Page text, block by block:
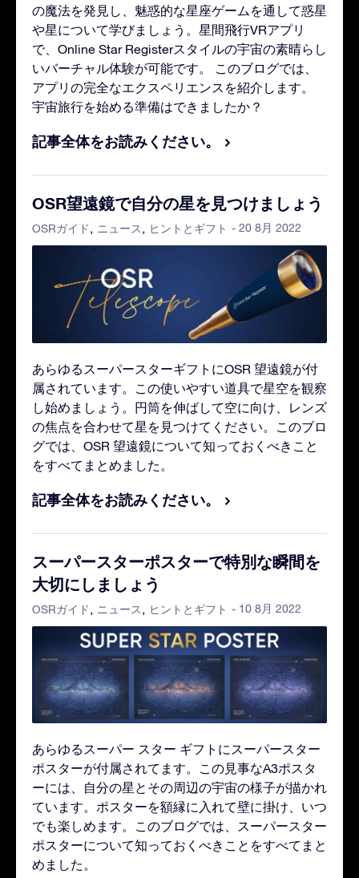
の魔法を発見し、魅惑的な星座ゲームを通して惑星
や星について学びましょう。星間飛行VRアプリ
で、Online Star Registerスタイルの宇宙の素晴らし
いバーチャル体験が可能です。 このブログでは、
アプリの完全なエクスペリエンスを紹介します。
宇宙旅行を始める準備はできましたか？
記事全体をお読みください。
OSR望遠鏡で自分の星を見つけましょう
OSRガイド ニュース ヒントとギフト - 20 8月 2022
あらゆるスーパースターギフトにOSR 望遠鏡が付
属されています。この使いやすい道具で星空を観察
し始めましょう。円筒を伸ばして空に向け、レンズ
の焦点を合わせて星を見つけてください。このブロ
グでは、OSR 望遠鏡について知っておくべきこと
をすべてまとめました。
記事全体をお読みください。
スーパースターポスターで特別な瞬間を
大切にしましょう
OSRガイド ニュース ヒントとギフト - 10 8月 2022
あらゆるスーパー スター ギフトにスーパースター
ポスターが付属されてます。この見事なA3ポスタ
ーには、自分の星とその周辺の宇宙の様子が描かれ
ています。ポスターを額縁に入れて壁に掛け、いつ
でも楽しめます。このブログでは、スーパースター
ポスターについて知っておくべきことをすべてまと
めました。